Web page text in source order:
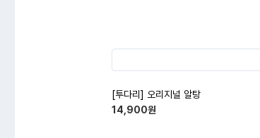
[투다리] 오리지널 알탕
14,900원